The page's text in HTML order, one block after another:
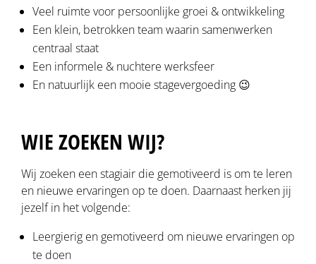
Veel ruimte voor persoonlijke groei & ontwikkeling
Een klein, betrokken team waarin samenwerken
centraal staat
Een informele & nuchtere werksfeer
En natuurlijk een mooie stagevergoeding 😉
WIE ZOEKEN WIJ?
Wij zoeken een stagiair die gemotiveerd is om te leren
en nieuwe ervaringen op te doen. Daarnaast herken jij
jezelf in het volgende:
Leergierig en gemotiveerd om nieuwe ervaringen op
te doen